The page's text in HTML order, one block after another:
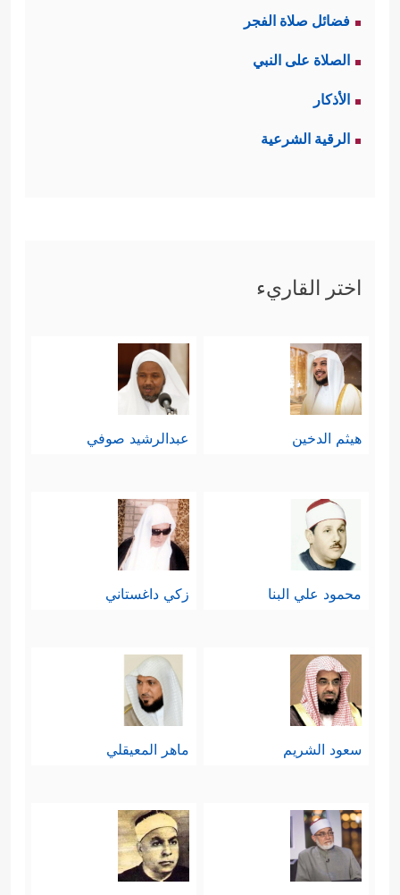
فضائل صلاة الفجر
الصلاة على النبي
الأذكار
الرقية الشرعية
اختر القاريء
هيثم الدخين عبدالرشيد صوفي
محمود علي البنا زكي داغستاني
سعود الشريم ماهر المعيقلي